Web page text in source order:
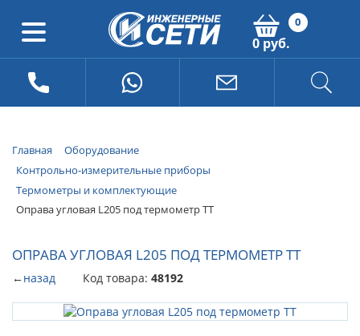
0
0 руб.
Главная
Оборудование
Контрольно-измерительные приборы
Термометры и комплектующие
Оправа угловая L205 под термометр ТТ
ОПРАВА УГЛОВАЯ L205 ПОД ТЕРМОМЕТР ТТ
←назад Код товара: 48192